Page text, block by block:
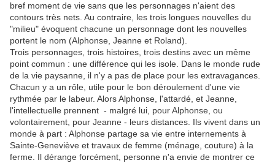
bref moment de vie sans que les personnages n'aient des
contours très nets. Au contraire, les trois longues nouvelles du
"milieu" évoquent chacune un personnage dont les nouvelles
portent le nom (Alphonse, Jeanne et Roland).
Trois personnages, trois histoires, trois destins avec un même
point commun : une différence qui les isole. Dans le monde rude
de la vie paysanne, il n'y a pas de place pour les extravagances.
Chacun y a un rôle, utile pour le bon déroulement d'une vie
rythmée par le labeur. Alors Alphonse, l'attardé, et Jeanne,
l'intellectuelle prennent - malgré lui, pour Alphonse, ou
volontairement, pour Jeanne - leurs distances. Ils vivent dans un
monde à part : Alphonse partage sa vie entre internements à
Sainte-Geneviève et travaux de femme (ménage, couture) à la
ferme. Il dérange forcément, personne n'a envie de montrer ce